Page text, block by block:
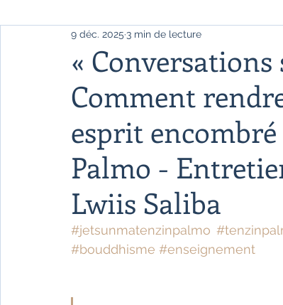
Livres de référence Dictionnaire
Témoignages / Récits Romans
Fêtes indiennes
Littérature tamoule Littérature bengali
«
Comment
esprit
Palmo -
Lwiis Saliba
9 déc. 2025 3 min de lecture
#jetsunmatenzinpalmo
#bouddhisme #enseignement